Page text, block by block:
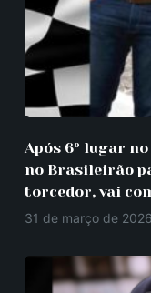
Após 6º lugar
no Brasileirão
torcedor, vai
31 de março de 2026